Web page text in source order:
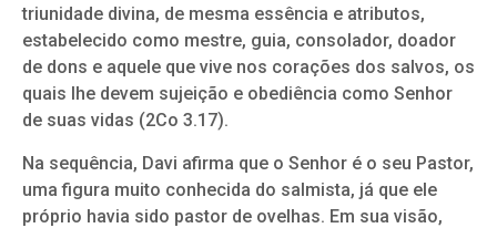
triunidade divina, de mesma essência e atributos,
estabelecido como mestre, guia, consolador, doador
de dons e aquele que vive nos corações dos salvos, os
quais lhe devem sujeição e obediência como Senhor
de suas vidas (2Co 3.17).
Na sequência, Davi afirma que o Senhor é o seu Pastor,
uma figura muito conhecida do salmista, já que ele
próprio havia sido pastor de ovelhas. Em sua visão,